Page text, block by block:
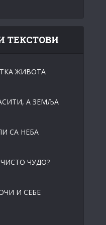
ТЕКСТОВИ
ЖИВОТА
А ЗЕМЉА
СА НЕБА
ЧУДО?
И СЕБЕ